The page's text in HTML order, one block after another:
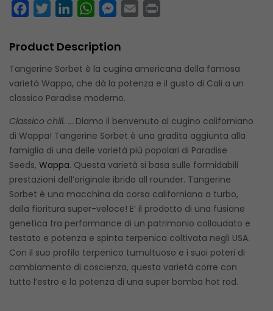
FacebookTwitterLinkedInWhatsAppMessenger
Email
Product Description
Tangerine Sorbet è la cugina americana della famosa
varietà Wappa, che dà la potenza e il gusto di Cali a un
classico Paradise moderno.
Classico chill. … Diamo il benvenuto al cugino californiano
di Wappa! Tangerine Sorbet è una gradita aggiunta alla
famiglia di una delle varietà più popolari di Paradise
Seeds, Wappa. Questa varietà si basa sulle formidabili
prestazioni dell’originale ibrido all rounder. Tangerine
Sorbet è una macchina da corsa californiana a turbo,
dalla fioritura super-veloce! E’ il prodotto di una fusione
genetica tra performance di un patrimonio collaudato e
testato e potenza e spinta terpenica coltivata negli USA.
Con il suo profilo terpenico tumultuoso e i suoi poteri di
cambiamento di coscienza, questa varietà corre con
tutto l’estro e la potenza di una super bomba hot rod.